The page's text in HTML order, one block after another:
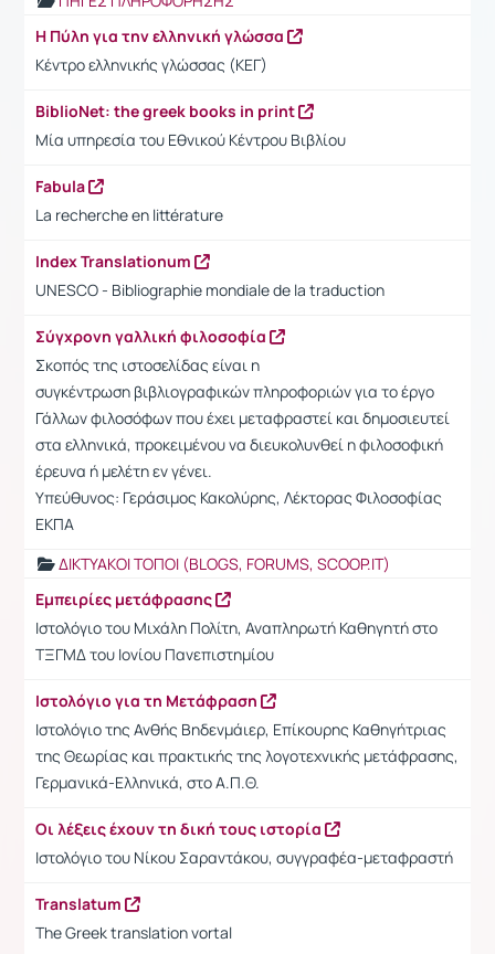
Η Πύλη για την ελληνική γλώσσα
Κέντρο ελληνικής γλώσσας (ΚΕΓ)
BiblioNet: the greek books in print
Μία υπηρεσία του Εθνικού Κέντρου Βιβλίου
Fabula
La recherche en littérature
Index Translationum
UNESCO - Bibliographie mondiale de la traduction
Σύγχρονη γαλλική φιλοσοφία
Σκοπός της ιστοσελίδας είναι η
συγκέντρωση βιβλιογραφικών πληροφοριών για το έργο
Γάλλων φιλοσόφων που έχει μεταφραστεί και δημοσιευτεί
στα ελληνικά, προκειμένου να διευκολυνθεί η φιλοσοφική
έρευνα ή μελέτη εν γένει.
Υπεύθυνος: Γεράσιμος Κακολύρης, Λέκτορας Φιλοσοφίας
ΕΚΠΑ
ΔΙΚΤΥΑΚΟΙ ΤΟΠΟΙ (BLOGS, FORUMS, SCOOP.IT)
Εμπειρίες μετάφρασης
Ιστολόγιο του Μιχάλη Πολίτη, Αναπληρωτή Καθηγητή στο
ΤΞΓΜΔ του Ιονίου Πανεπιστημίου
Ιστολόγιο για τη Μετάφραση
Ιστολόγιο της Ανθής Βηδενμάιερ, Επίκουρης Καθηγήτριας
της Θεωρίας και πρακτικής της λογοτεχνικής μετάφρασης,
Γερμανικά-Ελληνικά, στο Α.Π.Θ.
Οι λέξεις έχουν τη δική τους ιστορία
Ιστολόγιο του Νίκου Σαραντάκου, συγγραφέα-μεταφραστή
Translatum
The Greek translation vortal